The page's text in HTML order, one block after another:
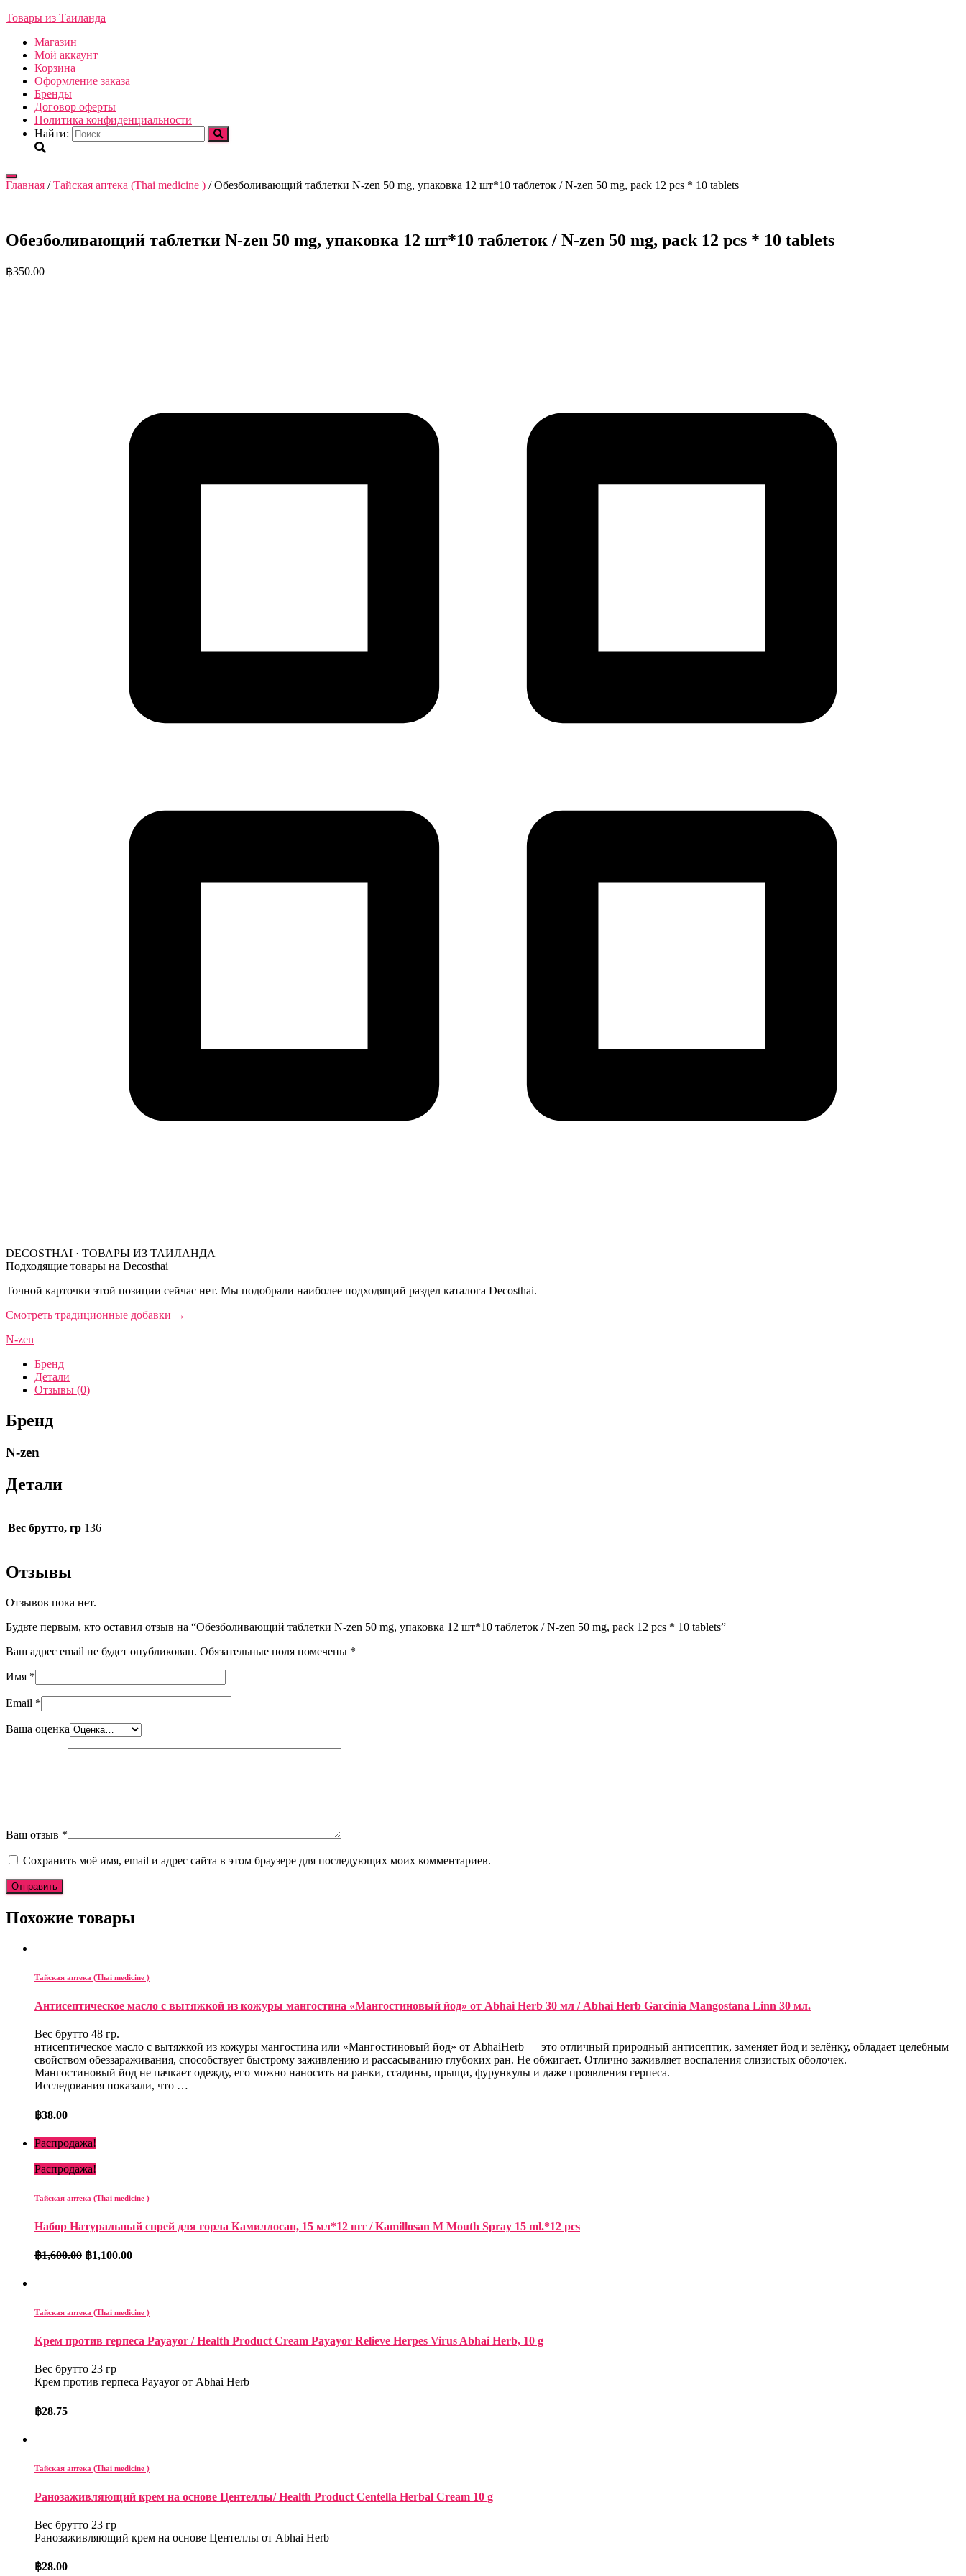
Товары из Таиланда
Магазин
Мой аккаунт
Корзина
Оформление заказа
Бренды
Договор оферты
Политика конфиденциальности
Найти:
Переключить
навигацию
Главная /Тайская аптека (Thai medicine ) / Обезболивающий таблетки N-zen 50 mg, упаковка 12 шт*10 таблеток / N-zen 50 mg, pack 12 pcs * 10 tablets
Обезболивающий таблетки N-zen 50 mg, упаковка 12 шт*10 таблеток / N-zen 50 mg, pack 12 pcs * 10 tablets
฿350.00
DECOSTHAI · ТОВАРЫ ИЗ ТАИЛАНДА
Подходящие товары на Decosthai
Точной карточки этой позиции сейчас нет. Мы подобрали наиболее подходящий раздел каталога Decosthai.
Смотреть традиционные добавки →
N-zen
Бренд
Детали
Отзывы (0)
Бренд
N-zen
Детали
Вес брутто, гр 136
Отзывы
Отзывов пока нет.
Будьте первым, кто оставил отзыв на “Обезболивающий таблетки N-zen 50 mg, упаковка 12 шт*10 таблеток / N-zen 50 mg, pack 12 pcs * 10 tablets”
Ваш адрес email не будет опубликован. Обязательные поля помечены *
Имя *
Email *
Ваша оценка
Ваш отзыв *
Сохранить моё имя, email и адрес сайта в этом браузере для последующих моих комментариев.
Похожие товары
Тайская аптека (Thai medicine )
Антисептическое масло с вытяжкой из кожуры мангостина «Мангостиновый йод» от Abhai Herb 30 мл / Abhai Herb Garcinia Mangostana Linn 30 мл.
Вес брутто 48 гр.
нтисептическое масло с вытяжкой из кожуры мангостина или «Мангостиновый йод» от AbhaiHerb — это отличный природный антисептик, заменяет йод и зелёнку, обладает целебным
свойством обеззараживания, способствует быстрому заживлению и рассасыванию глубоких ран. Не обжигает. Отлично заживляет воспаления слизистых оболочек.
Мангостиновый йод не пачкает одежду, его можно наносить на ранки, ссадины, прыщи, фурункулы и даже проявления герпеса.
Исследования показали, что …
฿38.00
Распродажа!
Распродажа!
Тайская аптека (Thai medicine )
Набор Натуральный спрей для горла Камиллосан, 15 мл*12 шт / Kamillosan M Mouth Spray 15 ml.*12 pcs
฿1,600.00 ฿1,100.00
Тайская аптека (Thai medicine )
Крем против герпеса Payayor / Health Product Cream Payayor Relieve Herpes Virus Abhai Herb, 10 g
Вес брутто 23 гр
Крем против герпеса Payayor от Abhai Herb
฿28.75
Тайская аптека (Thai medicine )
Ранозаживляющий крем на основе Центеллы/ Health Product Centella Herbal Cream 10 g
Вес брутто 23 гр
Ранозаживляющий крем на основе Центеллы от Abhai Herb
฿28.00